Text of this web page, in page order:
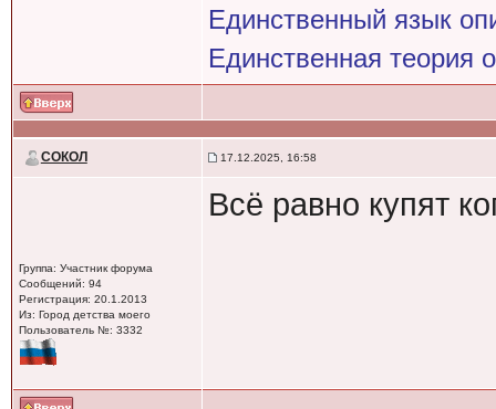
Единственный язык
Единственная теория
СОКОЛ 17.12.2025, 16:58
Группа: Участник форума
Сообщений: 94
Регистрация: 20.1.2013
Из: Город детства моего
Пользователь №: 3332
Всё равно купят